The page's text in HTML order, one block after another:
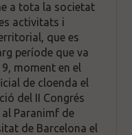
a tota la societat
activitats i
que es
període que va
moment en el
de cloenda el
del II Congrés
Paranimf de
de Barcelona el